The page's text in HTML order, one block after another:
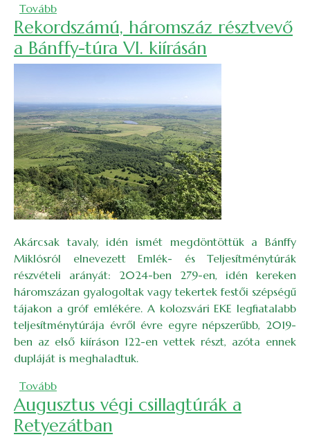
Tovább(Rendhagyó Vasvári-kerékpártúra – ahogyan azt
Rekordszámú, háromszáz résztvevő
a Bánffy-túra VI. kiírásán
Akárcsak tavaly, idén ismét megdöntöttük a Bánffy
Miklósról elnevezett Emlék- és Teljesítménytúrák
részvételi arányát: 2024-ben 279-en, idén kereken
háromszázan gyalogoltak vagy tekertek festői szépségű
tájakon a gróf emlékére. A kolozsvári EKE legfiatalabb
teljesítménytúrája évről évre egyre népszerűbb, 2019-
ben az első kiíráson 122-en vettek részt, azóta ennek
dupláját is meghaladtuk.
Tovább(Rekordszámú, háromszáz résztvevő a Bánffy-túra
Augusztus végi csillagtúrák a
Retyezátban